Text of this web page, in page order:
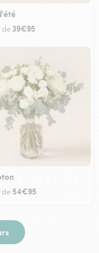
de 39€95
de 54€95